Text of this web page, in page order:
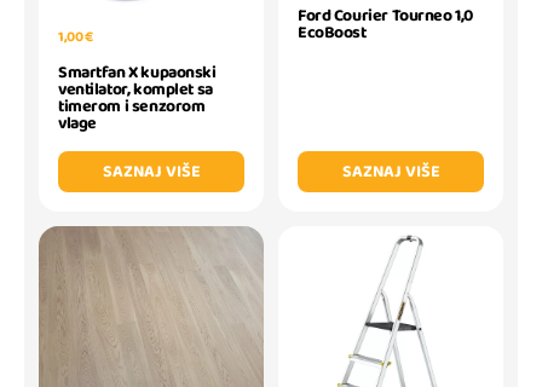
1,00 €
Smartfan X kupaonski
ventilator, komplet sa
timerom i senzorom
vlage
SAZNAJ VIŠE
Ford Courier Tourneo 1,0
EcoBoost
SAZNAJ VIŠE